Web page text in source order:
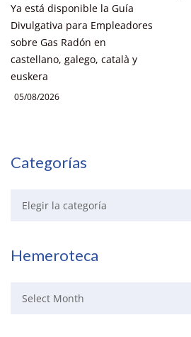
Ya está disponible la Guía
Divulgativa para Empleadores
sobre Gas Radón en
castellano, galego, català y
euskera
05/08/2026
Categorías
Hemeroteca